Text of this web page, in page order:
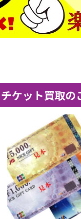
ケット買取の